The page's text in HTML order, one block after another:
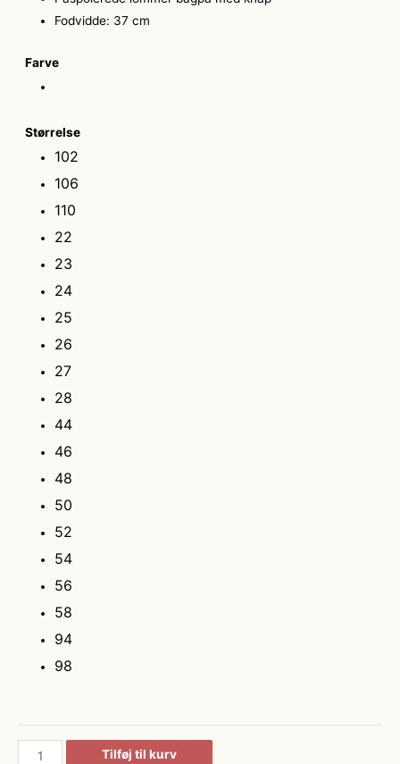
Fodvidde: 37 cm
Farve
Størrelse
102
106
110
22
23
24
25
26
27
28
44
46
48
50
52
54
56
58
94
98
Uldbukser
Tilføj til kurv